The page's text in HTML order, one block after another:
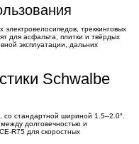
треккинговых
для асфальта, плитки и твёрдых
эксплуатации, дальних
Schwalbe
со стандартной шириной 1.5–2.0″.
долговечностью и
R75 для скоростных